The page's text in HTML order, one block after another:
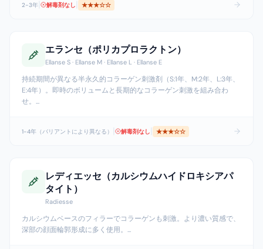
2-3年 解毒剤なし ★★★☆☆
エランセ（ポリカプロラクトン）
Ellanse S · Ellanse M · Ellanse L · Ellanse E
持続期間が異なる半永久的コラーゲン刺激剤（S:1年、M:2年、L:3年、
E:4年）。即時のボリュームと長期的なコラーゲン刺激を組み合わ
せ。 ...
1-4年（バリアントにより異なる） 解毒剤なし ★★★☆☆
レディエッセ（カルシウムハイドロキシアパ
タイト）
Radiesse
カルシウムベースのフィラーでコラーゲンも刺激。より濃い質感で、
深部の顔面輪郭形成に多く使用。 ...